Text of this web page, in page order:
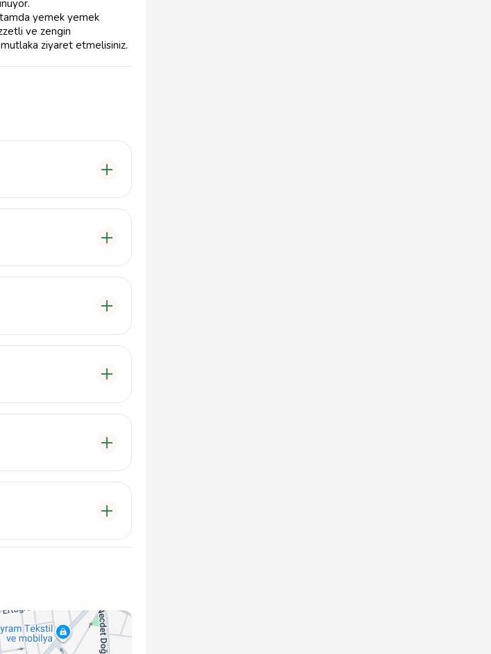
yemek yemek
ve zengin
mutlaka ziyaret etmelisiniz.
bulunmaktadır.